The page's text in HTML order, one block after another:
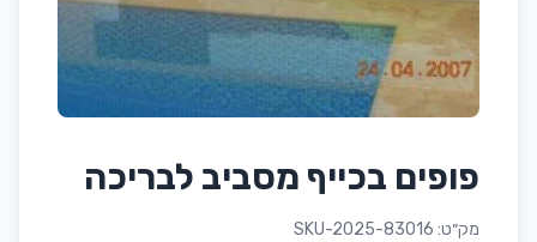
פופים בכייף מסביב לבריכה
מק״ט: SKU-2025-83016